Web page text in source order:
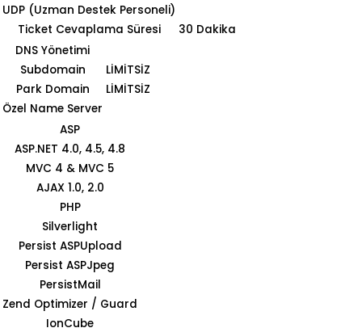
UDP (Uzman Destek Personeli)
Ticket Cevaplama Süresi
30 Dakika
DNS Yönetimi
Subdomain
LİMİTSİZ
Park Domain
LİMİTSİZ
Özel Name Server
ASP
ASP.NET 4.0, 4.5, 4.8
MVC 4 & MVC 5
AJAX 1.0, 2.0
PHP
Silverlight
Persist ASPUpload
Persist ASPJpeg
PersistMail
Zend Optimizer / Guard
IonCube